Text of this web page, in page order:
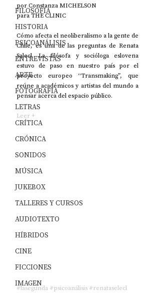
FILOSOFÍA
HISTORIA
PSICOANÁLISIS
ENTREVISTAS
ARTE
FOTOGRAFÍA
LETRAS
CRÍTICA
CRÓNICA
SONIDOS
MÚSICA
JUKEBOX
TALLERES Y CURSOS
AUDIOTEXTO
HÍBRIDOS
CINE
FICCIONES
IMAGEN
por Constanza MICHELSON
para THE CLINIC
Cómo afecta el neoliberalismo a la gente de
Chile, es una de las preguntas de Renata
Salecl. La filósofa y socióloga eslovena
estuvo de paso en nuestro país por el
proyecto europeo “Transmaking”, que
reúne a académicos y artistas del mundo a
pensar acerca del espacio público.
Leer +
#lasegunda #psicoanálisis #renataselecl